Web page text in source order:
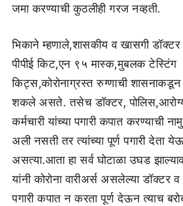
जमा करण्याची कुठलीही गरज नव्हती.
भिकाने म्हणाले,शासकीय व खासगी डॉक्टर
पीपीई किट,एन ९५ मास्क,मुबलक टेस्टिंग
किट्स,कोरोनाग्रस्त रुग्णाची
शकले असते. तसेच डॉक्टर, पोलिस,आरोग्य
कर्मचारी यांच्या पगारी कपात करण्याची
अली नसती तर त्यांच्या पूर्ण पगारी देता
असत्या.आता हा सर्व घोटाळा उघड
यांनी कोरोना वारीअर्स असलेल्या डॉक्टर व
पगारी कपात न करता पूर्ण देऊन त्याच